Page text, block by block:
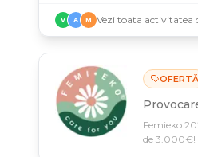
V A M Vezi toata activitatea
OFERTĂ
Femieko
de 3.000€!